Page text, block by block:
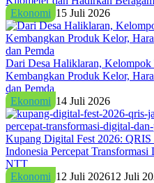
Ekonomi 15 Juli 2026
Dari Desa Haliklaran, Kelompok
Kembangkan Produk Kelor,
dan Pemda
Ekonomi 14 Juli 2026
Kupang Digital Fest 2026: QRIS
Indonesia Percepat
NTT
Ekonomi 12 Juli 202612 Juli